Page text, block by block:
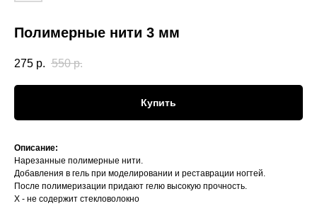
Полимерные нити 3 мм
275 р. 550 р.
Купить
Описание:
Нарезанные полимерные нити.
Добавления в гель при моделировании и реставрации ногтей.
После полимеризации придают гелю высокую прочность.
Х - не содержит стекловолокно